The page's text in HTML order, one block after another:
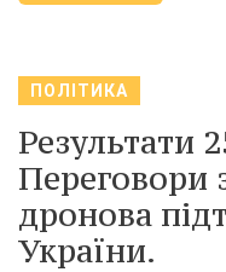
ПОЛІТИКА
Результати
Переговори
дронова
України.